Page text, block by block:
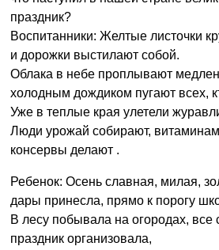
праздник?
Воспитанники: Желтые листочки
и дорожки выстилают собой.
Облака в небе проплывают
холодным дождиком пугают всех,
Уже в теплые края улетели
Люди урожай собирают,
консервы делают .
Ребенок: Осень славная, милая,
дары принесла, прямо к порогу
В лесу побывала на огородах, все
праздник организовала,